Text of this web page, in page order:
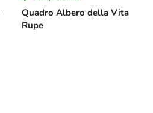
Quadro Albero della Vita
Rupe